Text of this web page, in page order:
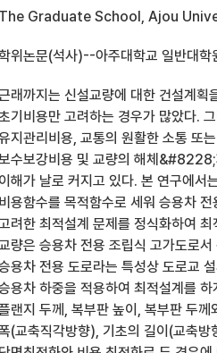
The Graduate School, Ajou
위논문(석사)--아주대학교 일반대
래까지는 신설교량에 대한 건설계
기비용만 고려하는 경우가 많았다.
지관리비용, 교통의 원활한 소통 또
수보강비용 및 교량의 해체
이해가 날로 커지고 있다. 본 연구에서
비용함수를 목적함수로 세워 승용차
려한 최적설계 문제를 정식화하여
량은 승용차 전용 조립식 고가도로
용차 전용 도로라는 특성상 도로교
용차 하중을 적용하여 최적설계를
랜지 두께, 복부판 높이, 복부판 두
(교축직각방향), 기초의 길이(교축